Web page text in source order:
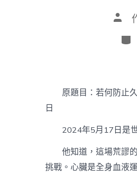
文
作
者
分
類
原題目：若何防止
日
2024年5月17日是
他知道，這場荒謬
挑戰。心臟是全身血液